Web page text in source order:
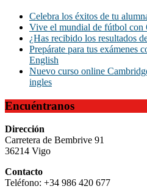
Celebra los éxitos de tu
Vive el mundial de fútbol con
¿Has recibido los resultados
Prepárate para tus exámenes
English
Nuevo curso online
ingles
Encuéntranos
Dirección
Carretera de Bembrive 91
36214 Vigo
Contacto
Teléfono: +34 986 420 677